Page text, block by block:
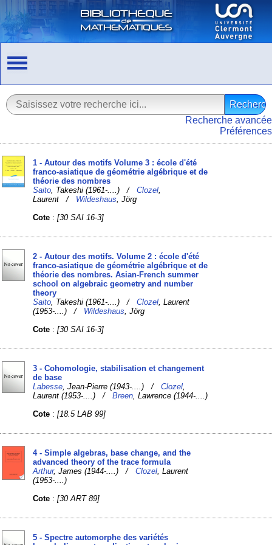
Recherche avancée
Préférences
1 - Autour des motifs Volume 3 : école d'été
franco-asiatique de géométrie algébrique et de
théorie des nombres
Saito , Takeshi (1961-....) /Clozel
Laurent / Wildeshaus , Jörg
Cote :[30 SAI 16-3]
2 - Autour des motifs. Volume 2 : école d'été
franco-asiatique de géométrie algébrique et de
théorie des nombres. Asian-French summer
school on algebraic geometry and number
theory
Saito , Takeshi (1961-....) /Clozel , Laurent
(1953-....) / Wildeshaus , Jörg
Cote :[30 SAI 16-3]
3 - Cohomologie, stabilisation et changement
de base
Labesse , Jean-Pierre (1943-....) /Clozel
Laurent (1953-....) /Breen , Lawrence (1944-....)
Cote :[18.5 LAB 99]
4 - Simple algebras, base change, and the
advanced theory of the trace formula
Arthur, James (1944-....) /Clozel , Laurent
(1953-....)
Cote :[30 ART 89]
5 - Spectre automorphe des variétés